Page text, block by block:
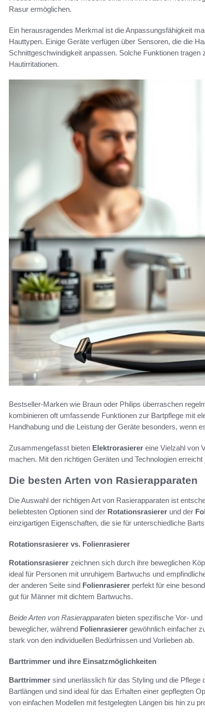
Rasur ermöglichen.
Ein herausragendes Merkmal ist die Anpassungsfähigkeit
Hauttypen. Einige Geräte verfügen über Sensoren, die die
Schnittgeschwindigkeit anpassen. Solche Funktionen
Hautirritationen.
Bestseller-Marken wie Braun oder Philips überraschen
kombinieren oft umfassende Funktionen zur Bartpflege mit
Handhabung und die Leistung der Geräte besonders, wenn
Zusammengefasst bieten Elektrorasierer eine Vielzahl von
machen. Mit den richtigen Geräten und Technologien
Die besten Arten von Rasierapparaten
Die Auswahl der richtigen Art von Rasierapparaten ist
beliebtesten Optionen sind der Rotationsrasierer und der
einzigartigen Eigenschaften, die sie für unterschiedliche
Rotationsrasierer vs. Folienrasierer
Rotationsrasierer zeichnen sich durch ihre beweglichen
ideal für Personen mit unruhigem Bartwuchs und
der anderen Seite sind Folienrasierer perfekt für eine
gut für Männer mit dichtem Bartwuchs.
Beide Arten von Rasierapparaten bieten spezifische Vor- und
beweglicher, während Folienrasierer gewöhnlich einfacher
stark von den individuellen Bedürfnissen und Vorlieben ab.
Barttrimmer und ihre Einsatzmöglichkeiten
Barttrimmer sind unerlässlich für das Styling und die
Bartlängen und sind ideal für das Erhalten einer gepflegten
von einfachen Modellen mit festgelegten Längen bis hin zu